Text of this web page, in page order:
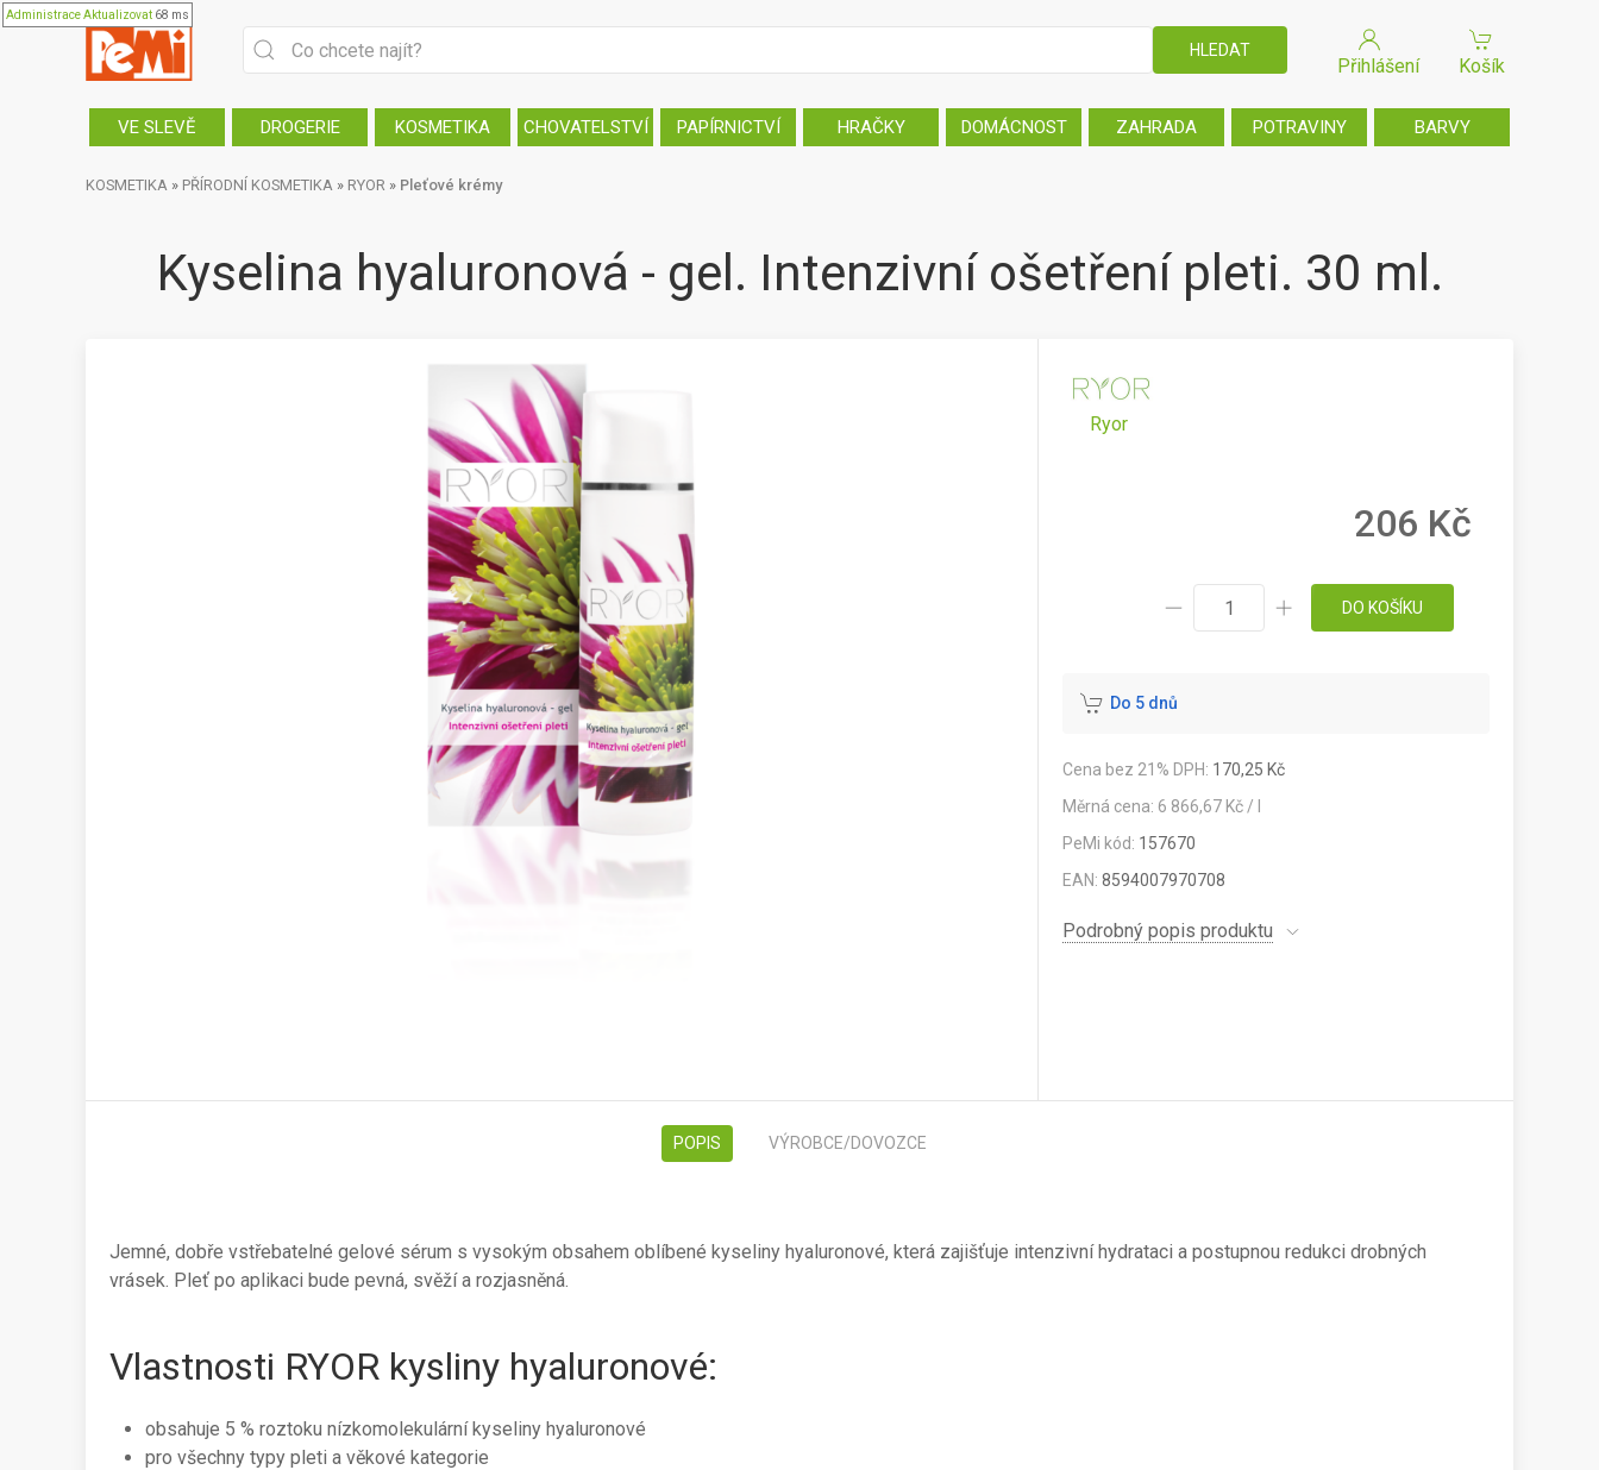
AdministraceAktualizovat 68 ms
Přihlášení Košík
VE SLEVĚ DROGERIE KOSMETIKA CHOVATELSTVÍ PAPÍRNICTVÍ HRAČKY DOMÁCNOST ZAHRADA POTRAVINY BARVY
KOSMETIKA » PŘÍRODNÍ KOSMETIKA » RYOR » Pleťové krémy
Kyselina hyaluronová - gel. Intenzivní ošetření pleti. 30 ml.
Ryor
206 Kč
DO KOŠÍKU
Do 5 dnů
Cena bez 21% DPH: 170,25 Kč
Měrná cena: 6 866,67 Kč / l
PeMi kód: 157670
EAN:8594007970708
Podrobný popis produktu
POPIS VÝROBCE/DOVOZCE
Jemné, dobře vstřebatelné gelové sérum s vysokým obsahem oblíbené kyseliny hyaluronové, která zajišťuje intenzivní hydrataci a postupnou redukci drobných
vrásek. Pleť po aplikaci bude pevná, svěží a rozjasněná.
Vlastnosti RYOR kysliny hyaluronové:
obsahuje 5 % roztoku nízkomolekulární kyseliny hyaluronové
pro všechny typy pleti a věkové kategorie